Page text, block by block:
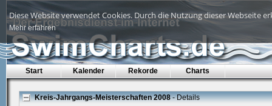
Diese Website verwendet Cookies. Durch die Nutzung dieser Webseite
Mehr erfahren
Start Kalender Rekorde Charts
Kreis-Jahrgangs-Meisterschaften 2008- Details